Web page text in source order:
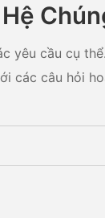
yêu cầu cụ
các câu hỏi